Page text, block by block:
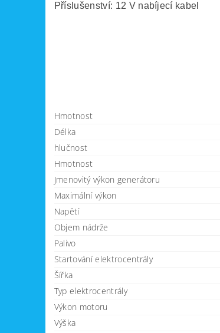
Příslušenství: 12 V nabíjecí kabel
Hmotnost
Délka
hlučnost
Hmotnost
Jmenovitý výkon generátoru
Maximální výkon
Napětí
Objem nádrže
Palivo
Startování elektrocentrály
Šířka
Typ elektrocentrály
Výkon motoru
Výška